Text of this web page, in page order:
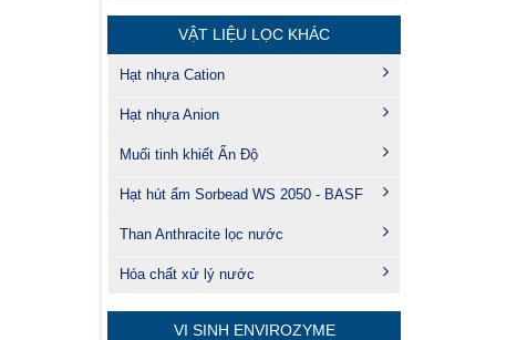
VẬT LIỆU LỌC KHÁC
Hạt nhựa Cation
Hạt nhựa Anion
Muối tinh khiết Ấn Độ
Hạt hút ẩm Sorbead WS 2050 - BASF
Than Anthracite lọc nước
Hóa chất xử lý nước
VI SINH ENVIROZYME